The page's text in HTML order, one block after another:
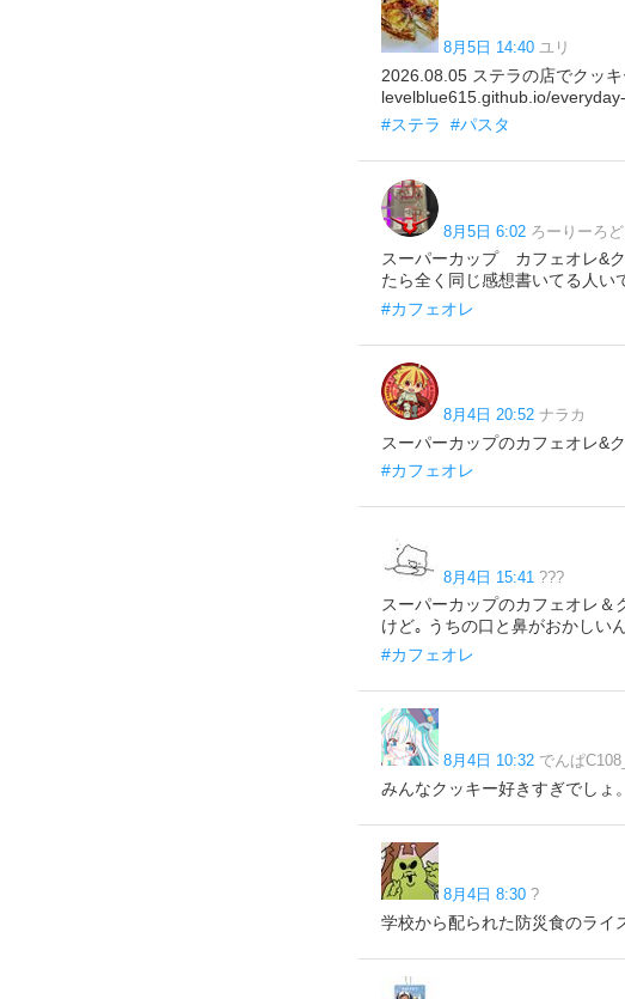
8月5日 14:40 ユリ
2026.08.05 ステラの店でクッ
levelblue615.github.io/
#ステラ
#パスタ
8月5日 6:02 ろーりーろ
スーパーカップ カフェオレ&
たら全く同じ感想書いてる人い
#カフェオレ
8月4日 20:52 ナラカ
スーパーカップのカフェオレ&
#カフェオレ
8月4日 15:41 ???
スーパーカップのカフェオレ＆
けど｡ うちの口と鼻がおかしい
#カフェオレ
8月4日 10:32 でんぱ
みんなクッキー好きすぎでしょ
8月4日 8:30 ?
学校から配られた防災食のライ